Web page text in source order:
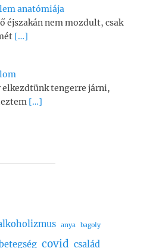
anatómiája
éjszakán nem mozdult, csak
[…]
tengerre járni,
[…]
anya bagoly
covid család